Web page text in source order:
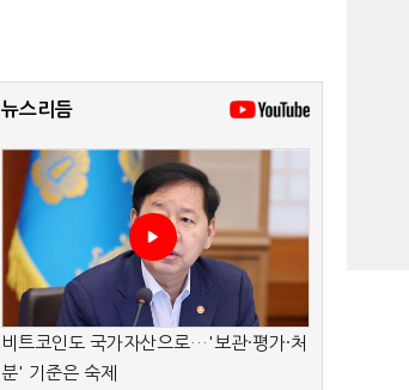
뉴스리듬
비트코인도 국가자산으로…'보관·평가·처
분' 기준은 숙제